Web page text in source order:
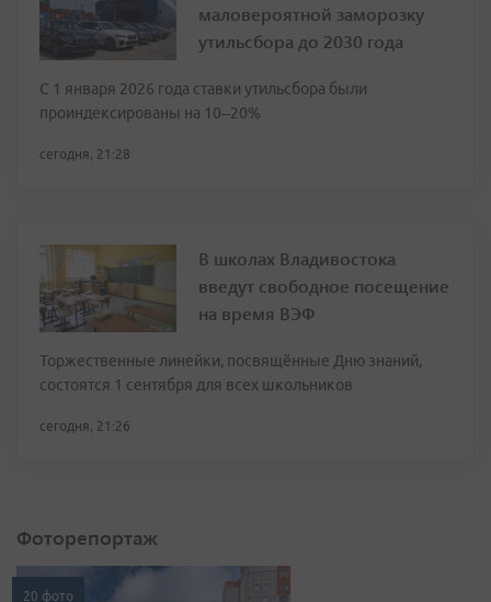
маловероятной заморозку
утильсбора до 2030 года
С 1 января 2026 года ставки утильсбора были
проиндексированы на 10–20%
сегодня, 21:28
В школах Владивостока
введут свободное посещение
на время ВЭФ
Торжественные линейки, посвящённые Дню знаний,
состоятся 1 сентября для всех школьников
сегодня, 21:26
Фоторепортаж
20 фото